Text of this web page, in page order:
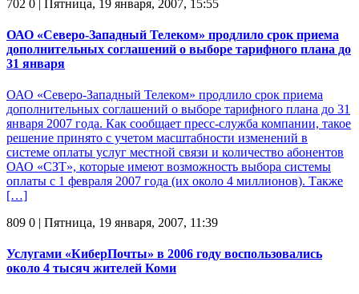
702 0 | Пятница, 19 января, 2007, 15:55
ОАО «Северо-Западный Телеком» продлило срок приема
дополнительных соглашений о выборе тарифного плана до
31 января
ОАО «Северо-Западный Телеком» продлило срок приема
дополнительных соглашений о выборе тарифного плана до 31
января 2007 года. Как сообщает пресс-служба компании, такое
решение принято с учетом масштабности изменений в
системе оплаты услуг местной связи и количество абонентов
ОАО «СЗТ», которые имеют возможность выбора системы
оплаты с 1 февраля 2007 года (их около 4 миллионов). Также
[…]
809 0 | Пятница, 19 января, 2007, 11:39
Услугами «КиберПочты» в 2006 году воспользовались
около 4 тысяч жителей Коми